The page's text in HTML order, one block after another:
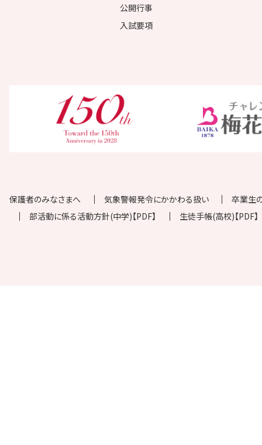
公開行事
入試要項
保護者のみなさまへ 気象警報発令にかかわる扱い
卒業生
部活動に係る活動方針(中学)【PDF】
生徒手帳(高校)【PDF】